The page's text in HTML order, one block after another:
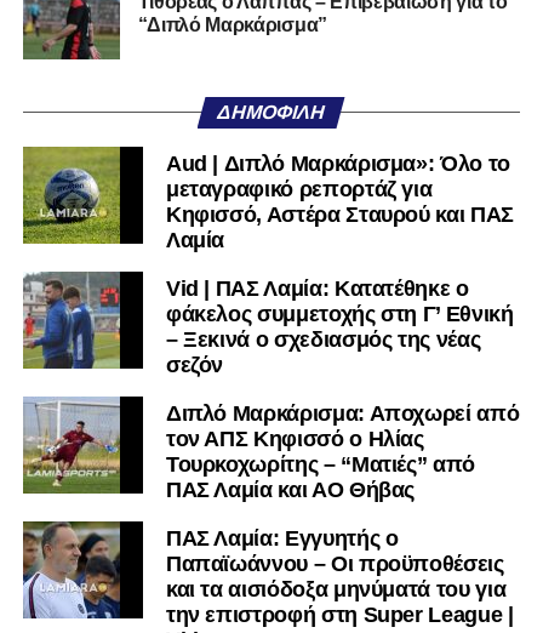
χρειαστεί κανείς άλλος να το κάνει.
Όταν αποφασίσει να συνειδητοποιήσει ότι είναι
πολύ μικρή.
Ακολουθήστε το lamiara.grστοGoogle Newsγια να
μαθαίνετε πρώτοι τα κυανόλευκα νέα στην Ελλάδα και τον
υπόλοιπο κόσμο. Ακολουθήστε το lamiara.gr στο
μαθαίνετε σε χρόνο dt όλα τα νέα.
“Διπλό Μαρκάρισμα”
ΔΗΜΟΦΙΛΉ
Aud | Διπλό Μαρκάρισμα»: Όλο το
μεταγραφικό ρεπορτάζ για
Κηφισσό, Αστέρα Σταυρού και ΠΑΣ
Λαμία
Vid | ΠΑΣ Λαμία: Κατατέθηκε ο
φάκελος συμμετοχής στη Γ’ Εθνική
– Ξεκινά ο σχεδιασμός της νέας
σεζόν
Διπλό Μαρκάρισμα: Αποχωρεί από
τον ΑΠΣ Κηφισσό ο Ηλίας
Τουρκοχωρίτης – “Ματιές” από
ΠΑΣ Λαμία και ΑΟ Θήβας
ΠΑΣ Λαμία: Εγγυητής ο
Παπαϊωάννου – Οι προϋποθέσεις
και τα αισιόδοξα μηνύματά του για
την επιστροφή στη Super League |